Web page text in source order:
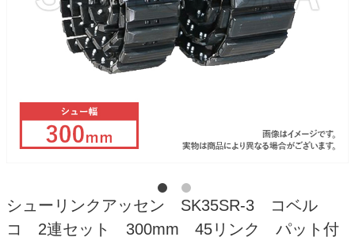
シューリンクアッセン SK35SR-3 コベル
コ 2連セット 300mm 45リンク パット付